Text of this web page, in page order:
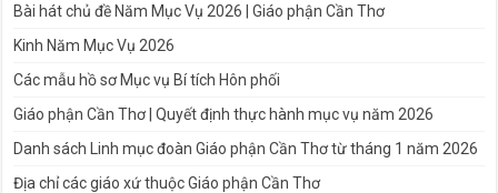
Bài hát chủ đề Năm Mục Vụ 2026 | Giáo phận Cần Thơ
Kinh Năm Mục Vụ 2026
Các mẫu hồ sơ Mục vụ Bí tích Hôn phối
Giáo phận Cần Thơ | Quyết định thực hành mục vụ năm 2026
Danh sách Linh mục đoàn Giáo phận Cần Thơ từ tháng 1 năm 2026
Địa chỉ các giáo xứ thuộc Giáo phận Cần Thơ